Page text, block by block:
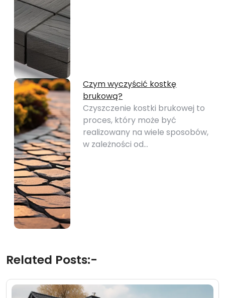
Czym wyczyścić kostkę
brukową?
Czyszczenie kostki brukowej to
proces, który może być
realizowany na wiele sposobów,
w zależności od…
Related Posts:-